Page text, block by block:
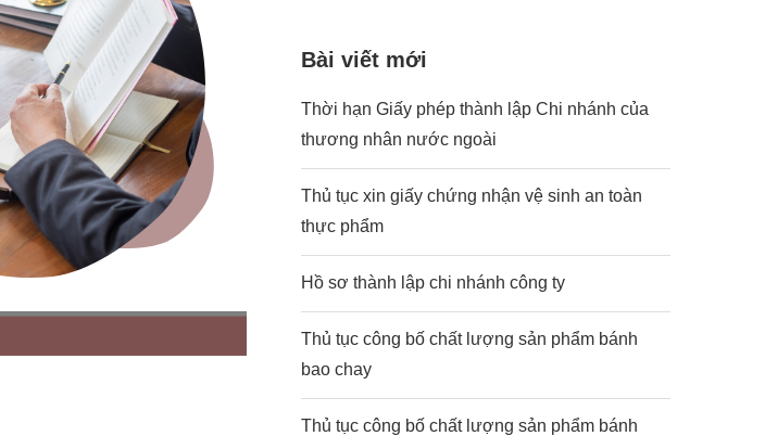
Bài viết mới
Thời hạn Giấy phép thành lập Chi nhánh của
thương nhân nước ngoài
Thủ tục xin giấy chứng nhận vệ sinh an toàn
thực phẩm
Hồ sơ thành lập chi nhánh công ty
Thủ tục công bố chất lượng sản phẩm bánh
bao chay
Thủ tục công bố chất lượng sản phẩm bánh